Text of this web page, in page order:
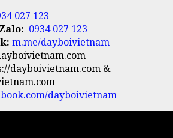
027 123
0934 027 123
m.me/dayboivietnam
dayboivietnam.com &
dayboivietnam